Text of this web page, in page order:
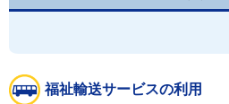
福祉輸送サービスの利用